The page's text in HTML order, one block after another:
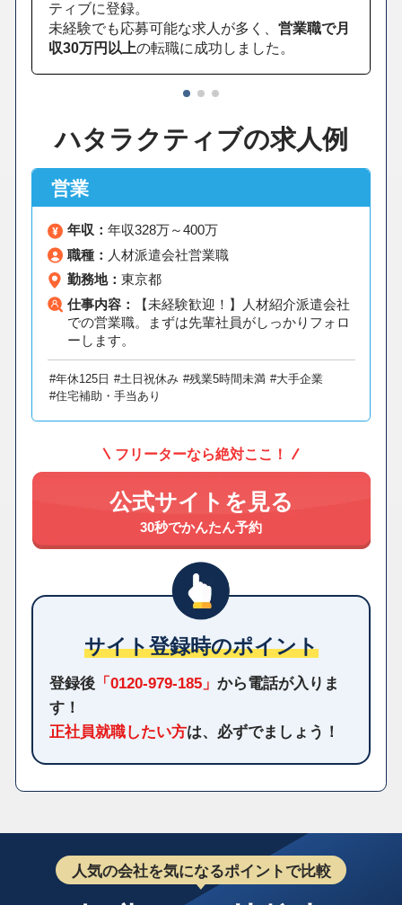
ティブに登録。
未経験でも応募可能な求人が多く、 営業職で月
収30万円以上の転職に成功しました。
ハタラクティブの求人例
営業
年収： 年収328万～400万
職種： 人材派遣会社営業職
勤務地： 東京都
仕事内容：
【未経験歓迎！】人材紹介派遣会社
での営業職。まずは先輩社員がしっかりフォロ
ーします。
#年休125日 #土日祝休み #残業5時間未満 #大手企業
#住宅補助・手当あり
フリーターなら絶対ここ！
公式サイトを見る
30秒でかんたん予約
サイト登録時のポイント
登録後「0120-979-185」 から電話が入りま
す！
正社員就職したい方は、必ずでましょう！
人気の会社を気になるポイントで比較